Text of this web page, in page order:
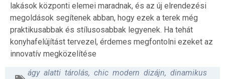
lakások központi elemei maradnak, és az új elrendezési
megoldások segítenek abban, hogy ezek a terek még
praktikusabbak és stílusosabbak legyenek. Ha tehát
konyhafelújítást tervezel, érdemes megfontolni ezeket az
innovatív megközelítése
ágy alatti tárolás, chic modern dizájn, dinamikus